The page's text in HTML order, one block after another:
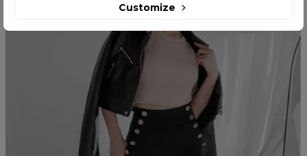
Customize